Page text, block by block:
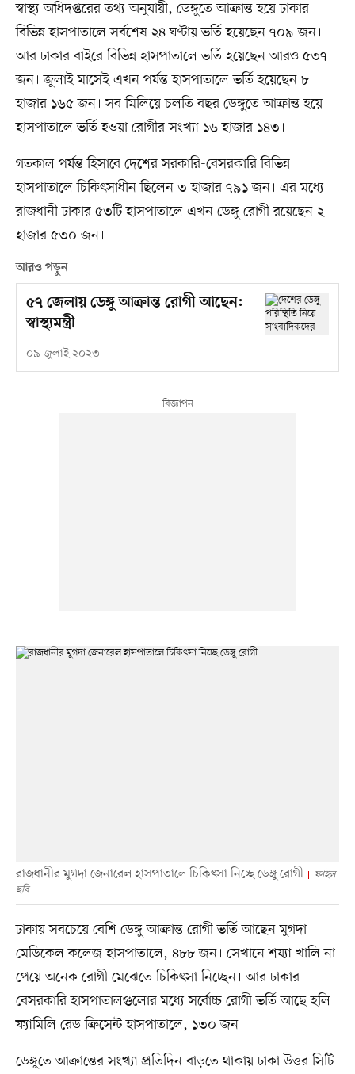
স্বাস্থ্য অধিদপ্তরের তথ্য অনুযায়ী, ডেঙ্গুতে আক্রান্ত হয়ে ঢাকার
বিভিন্ন হাসপাতালে সর্বশেষ ২৪ ঘণ্টায় ভর্তি হয়েছেন ৭০৯ জন।
আর ঢাকার বাইরে বিভিন্ন হাসপাতালে ভর্তি হয়েছেন আরও ৫৩৭
জন। জুলাই মাসেই এখন পর্যন্ত হাসপাতালে ভর্তি হয়েছেন ৮
হাজার ১৬৫ জন। সব মিলিয়ে চলতি বছর ডেঙ্গুতে আক্রান্ত হয়ে
হাসপাতালে ভর্তি হওয়া রোগীর সংখ্যা ১৬ হাজার ১৪৩।
গতকাল পর্যন্ত হিসাবে দেশের সরকারি-বেসরকারি বিভিন্ন
হাসপাতালে চিকিৎসাধীন ছিলেন ৩ হাজার ৭৯১ জন। এর মধ্যে
রাজধানী ঢাকার ৫৩টি হাসপাতালে এখন ডেঙ্গু রোগী রয়েছেন ২
হাজার ৫৩০ জন।
আরও পড়ুন
৫৭ জেলায় ডেঙ্গু আক্রান্ত রোগী আছেন:
স্বাস্থ্যমন্ত্রী
০৯ জুলাই ২০২৩
রাজধানীর মুগদা জেনারেল হাসপাতালে চিকিৎসা নিচ্ছে ডেঙ্গু রোগী
ফাইল
ছবি
ঢাকায় সবচেয়ে বেশি ডেঙ্গু আক্রান্ত রোগী ভর্তি আছেন মুগদা
মেডিকেল কলেজ হাসপাতালে, ৪৮৮ জন। সেখানে শয্যা খালি না
পেয়ে অনেক রোগী মেঝেতে চিকিৎসা নিচ্ছেন। আর ঢাকার
বেসরকারি হাসপাতালগুলোর মধ্যে সর্বোচ্চ রোগী ভর্তি আছে হলি
ফ্যামিলি রেড ক্রিসেন্ট হাসপাতালে, ১৩০ জন।
ডেঙ্গুতে আক্রান্তের সংখ্যা প্রতিদিন বাড়তে থাকায় ঢাকা উত্তর সিটি